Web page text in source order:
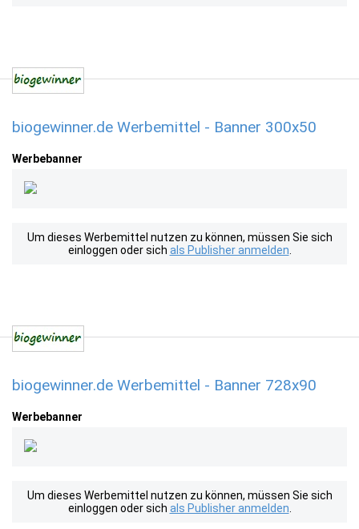
biogewinner.de Werbemittel - Banner 300x50
Werbebanner
Um dieses Werbemittel nutzen zu können, müssen Sie sich
einloggen oder sich als Publisher anmelden
biogewinner.de Werbemittel - Banner 728x90
Werbebanner
Um dieses Werbemittel nutzen zu können, müssen Sie sich
einloggen oder sich als Publisher anmelden